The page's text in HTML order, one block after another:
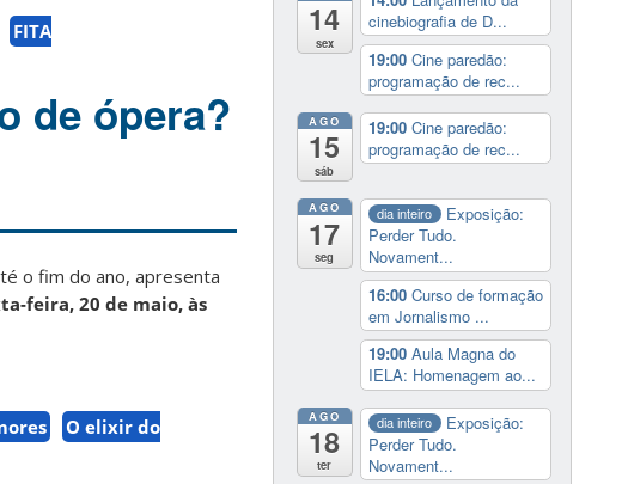
FITA
de ópera?
o fim do ano, apresenta
feira, 20 de maio, às
O elixir do
14
sex
cinebiografia de D...
19:00 Cine paredão:
programação de rec...
AGO
15
sáb
19:00 Cine paredão:
programação de rec...
AGO
17
seg
dia inteiro
Exposição:
Perder Tudo.
Novament...
16:00 Curso de formação
em Jornalismo ...
19:00 Aula Magna do
IELA: Homenagem ao...
AGO
18
ter
dia inteiro
Exposição:
Perder Tudo.
Novament...